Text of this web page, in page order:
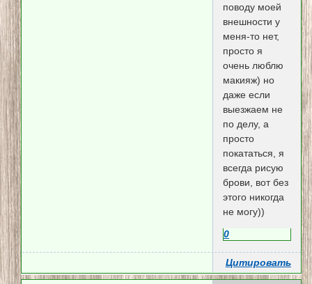
поводу моей
внешности у
меня-то нет,
просто я
очень люблю
макияж) но
даже если
выезжаем не
по делу, а
просто
покататься, я
всегда рисую
брови, вот без
этого никогда
не могу))
0
Цитировать